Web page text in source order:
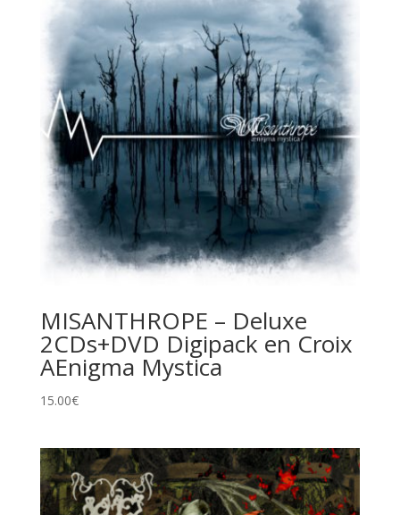
MISANTHROPE – Deluxe
2CDs+DVD Digipack en Croix
AEnigma Mystica
15.00€